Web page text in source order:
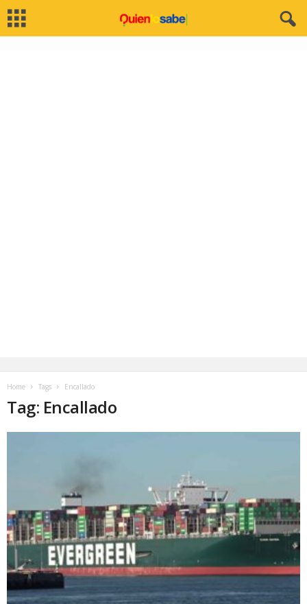
Home Tags Encallado
Tag: Encallado